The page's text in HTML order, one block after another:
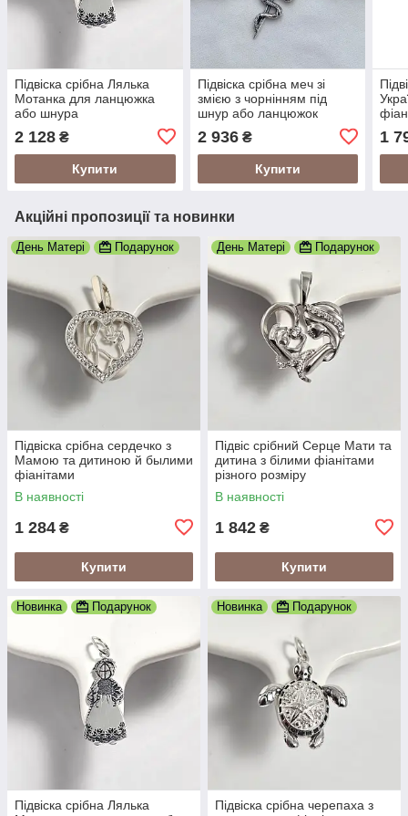
Підвіска срібна Лялька
Мотанка для ланцюжка
або шнура
2 128 ₴
Купити
Підвіска срібна меч зі
змією з чорнінням під
шнур або ланцюжок
2 936₴
Купити
1
Акційні пропозиції та новинки
День Матері Подарунок
Підвіска срібна сердечко з
Мамою та дитиною й былими
фіанітами
В наявності
1 284 ₴
Купити
День Матері Подарунок
Підвіс срібний Серце Мати та
дитина з білими фіанітами
різного розміру
В наявності
1 842 ₴
Купити
Новинка Подарунок
Підвіска срібна Лялька
Новинка Подарунок
Підвіска срібна черепаха з